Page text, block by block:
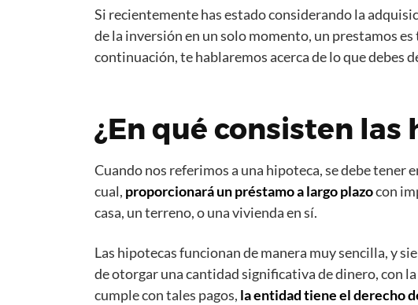
Si recientemente has estado considerando la
de la inversión en un solo momento, un prestamos
continuación, te hablaremos acerca de lo que debes
¿En qué consisten las
Cuando nos referimos a una hipoteca, se debe
cual, proporcionará un préstamo a largo plazocon
casa, un terreno, o una vivienda en sí.
Las hipotecas funcionan de manera muy sencilla, y
de otorgar una cantidad significativa de dinero, con
cumple con tales pagos, la entidad tiene el derecho